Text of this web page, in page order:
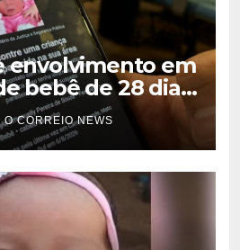
envolvimento em
bebê de 28 dias
O CORREIO NEWS